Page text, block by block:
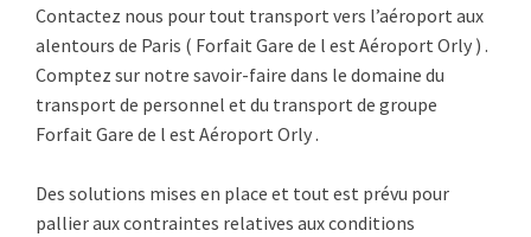
Contactez nous pour tout transport vers l’aéroport aux
alentours de Paris ( Forfait Gare de l est Aéroport Orly ) .
Comptez sur notre savoir-faire dans le domaine du
transport de personnel et du transport de groupe
Forfait Gare de l est Aéroport Orly .
Des solutions mises en place et tout est prévu pour
pallier aux contraintes relatives aux conditions